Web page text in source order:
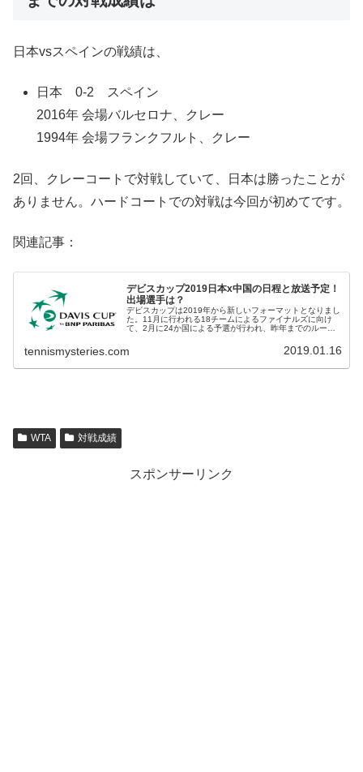
日本vsスペインの戦績は、
日本 0-2 スペイン
2016年 会場バルセロナ、クレー
1994年 会場フランクフルト、クレー
2回、クレーコートで対戦していて、日本は勝ったことが
ありません。ハードコートでの対戦は今回が初めてです。
関連記事：
デビスカップ2019日本x中国の日程と放送予定！
出場選手は？
デビスカップは2019年から新しいフォーマットとなりまし
た。11月に行われる18チームによるファイナルズに向け
て、2月に24か国による予選が行われ、昨年までのルール
tennismysteries.com 2019.01.16
WTA 対戦成績
スポンサーリンク